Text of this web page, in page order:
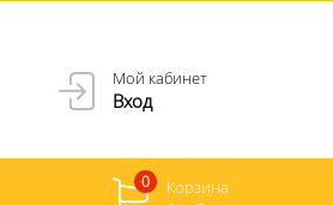
Мой кабинет
Вход
0
Корзина